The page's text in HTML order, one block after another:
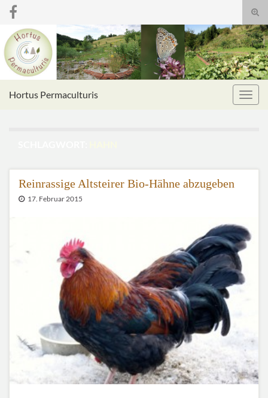
Search for:
Hortus Permaculturis
Reinrassige Altsteirer Bio-Hähne abzugeben
17. Februar 2015